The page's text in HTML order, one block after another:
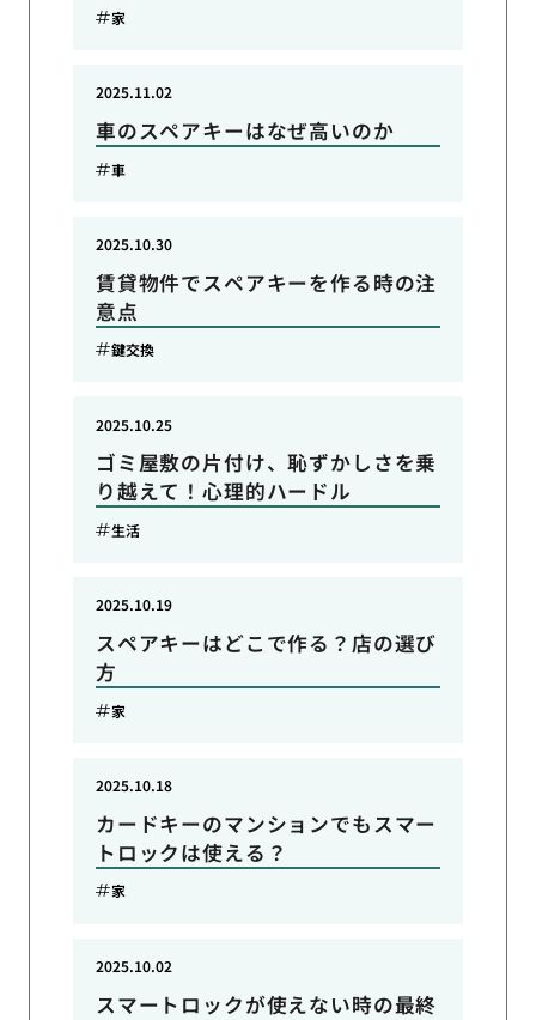
家
車のスペアキーはなぜ高いのか
2025.11.02
車
賃貸物件でスペアキーを作る時の注
意点
2025.10.30
鍵交換
ゴミ屋敷の片付け、恥ずかしさを乗
り越えて！心理的ハードル
2025.10.25
生活
スペアキーはどこで作る？店の選び
方
2025.10.19
家
カードキーのマンションでもスマー
トロックは使える？
2025.10.18
家
スマートロックが使えない時の最終
2025.10.02